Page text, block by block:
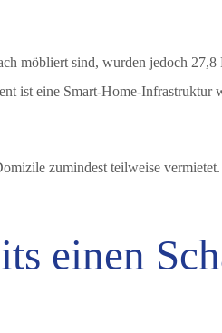
möbliert sind, wurden jedoch
ist eine Smart-Home-
zumindest teilweise
einen